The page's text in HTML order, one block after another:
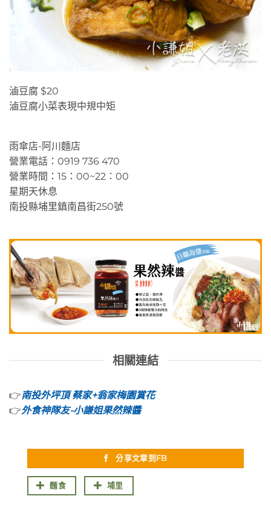
滷豆腐 $20
滷豆腐小菜表現中規中矩
雨傘店-阿川麵店
營業電話：0919 736 470
營業時間：15：00~22：00
星期天休息
南投縣埔里鎮南昌街250號
相關連結
👉南投外坪頂 蔡家+翁家梅園賞花
👉外食神隊友-小謙姐果然辣醬
分享文章到FB
麵食 埔里